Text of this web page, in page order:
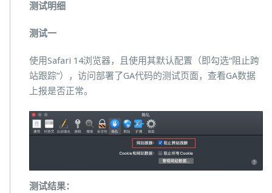
测试明细
测试一
使用Safari 14浏览器，且使用其默认配置（即勾选“阻止跨
站跟踪”），访问部署了GA代码的测试页面，查看GA数据
上报是否正常。
测试结果：